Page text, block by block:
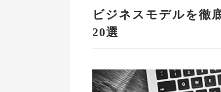
ビジネスモデルを徹
20選